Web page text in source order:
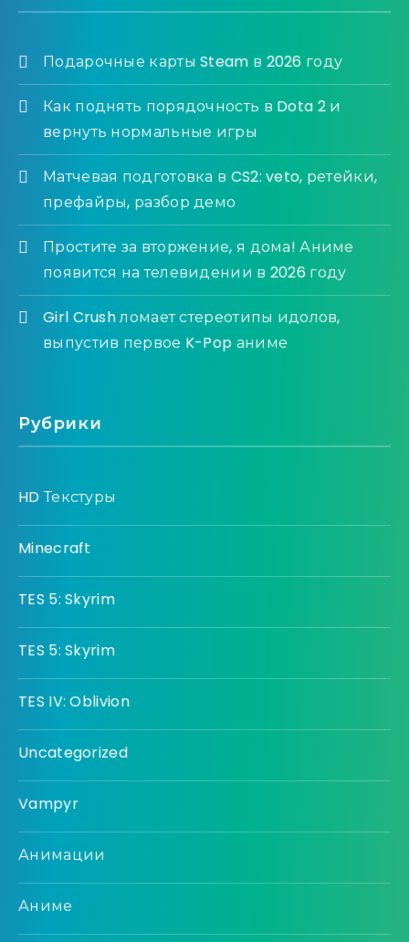
Подарочные карты Steam в 2026 году
Как поднять порядочность в Dota 2 и
вернуть нормальные игры
Матчевая подготовка в CS2: veto, ретейки,
префайры, разбор демо
Простите за вторжение, я дома! Аниме
появится на телевидении в 2026 году
Girl Crush ломает стереотипы идолов,
выпустив первое K-Pop аниме
Рубрики
HD Текстуры
Minecraft
TES 5: Skyrim
TES 5: Skyrim
TES IV: Oblivion
Uncategorized
Vampyr
Анимации
Аниме